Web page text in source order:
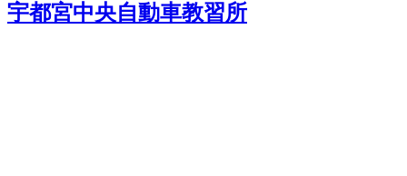
宇都宮中央自動車教習所